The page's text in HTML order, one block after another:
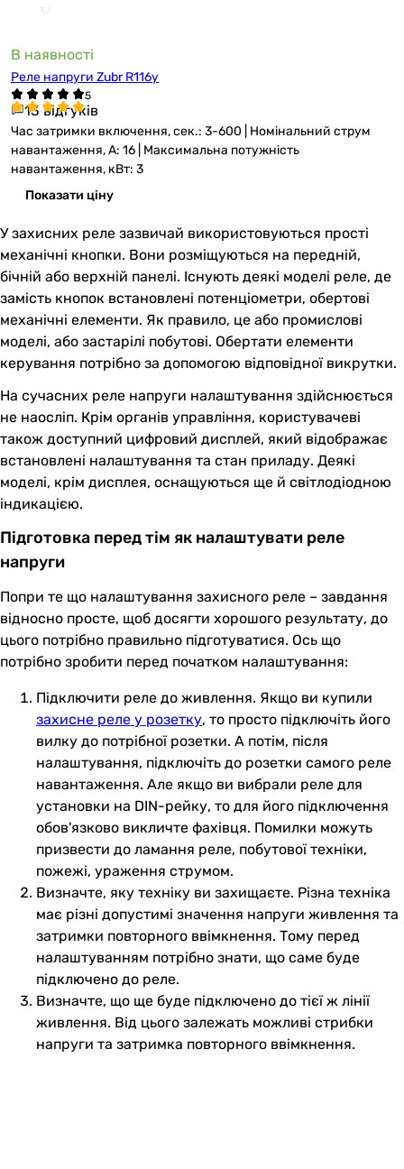
В наявності
Реле напруги Zubr R116y
13 відгуків
Час затримки включення, сек.: 3-600 | Номінальний струм
навантаження, А: 16 | Максимальна потужність
навантаження, кВт: 3
Показати ціну
У захисних реле зазвичай використовуються прості
механічні кнопки. Вони розміщуються на передній,
бічній або верхній панелі. Існують деякі моделі реле, де
замість кнопок встановлені потенціометри, обертові
механічні елементи. Як правило, це або промислові
моделі, або застарілі побутові. Обертати елементи
керування потрібно за допомогою відповідної викрутки.
На сучасних реле напруги налаштування здійснюється
не наосліп. Крім органів управління, користувачеві
також доступний цифровий дисплей, який відображає
встановлені налаштування та стан приладу. Деякі
моделі, крім дисплея, оснащуються ще й світлодіодною
індикацією.
Підготовка перед тім як налаштувати реле
напруги
Попри те що налаштування захисного реле – завдання
відносно просте, щоб досягти хорошого результату, до
цього потрібно правильно підготуватися. Ось що
потрібно зробити перед початком налаштування:
Підключити реле до живлення. Якщо ви купили
захисне реле у розетку, то просто підключіть його
вилку до потрібної розетки. А потім, після
налаштування, підключіть до розетки самого реле
навантаження. Але якщо ви вибрали реле для
установки на DIN-рейку, то для його підключення
обов'язково викличте фахівця. Помилки можуть
призвести до ламання реле, побутової техніки,
пожежі, ураження струмом.
Визначте, яку техніку ви захищаєте. Різна техніка
має різні допустимі значення напруги живлення та
затримки повторного ввімкнення. Тому перед
налаштуванням потрібно знати, що саме буде
підключено до реле.
Визначте, що ще буде підключено до тієї ж лінії
живлення. Від цього залежать можливі стрибки
напруги та затримка повторного ввімкнення.